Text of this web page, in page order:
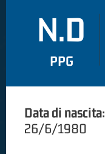
N.D
PPG
Data di nascita:
26/6/1980